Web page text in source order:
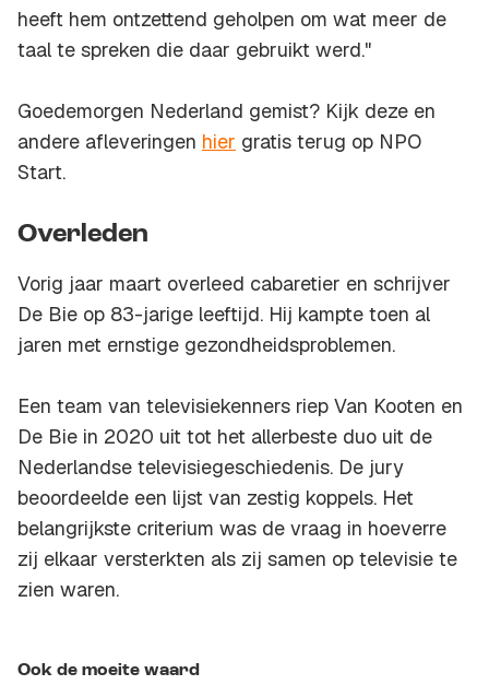
heeft hem ontzettend geholpen om wat meer de
taal te spreken die daar gebruikt werd."
Goedemorgen Nederland gemist? Kijk deze en
andere afleveringen hier gratis terug op NPO
Start.
Overleden
Vorig jaar maart overleed cabaretier en schrijver
De Bie op 83-jarige leeftijd. Hij kampte toen al
jaren met ernstige gezondheidsproblemen.
Een team van televisiekenners riep Van Kooten en
De Bie in 2020 uit tot het allerbeste duo uit de
Nederlandse televisiegeschiedenis. De jury
beoordeelde een lijst van zestig koppels. Het
belangrijkste criterium was de vraag in hoeverre
zij elkaar versterkten als zij samen op televisie te
zien waren.
Ook de moeite waard